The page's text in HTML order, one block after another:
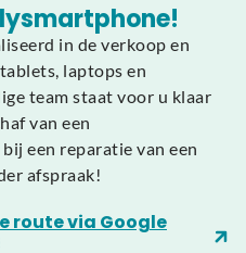
in de verkoop en
laptops en
team staat voor u klaar
van een
een reparatie van een
afspraak!
route via Google